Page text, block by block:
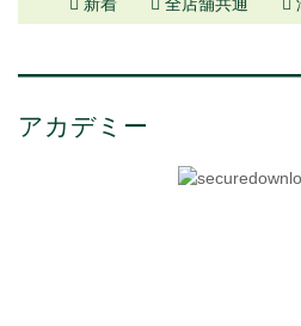
アカデミー